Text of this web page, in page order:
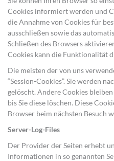
Cookies informiert werden und
die Annahme von Cookies für
ausschließen sowie das
Schließen des Browsers
Cookies kann die Funktionalität
Die meisten der von uns
“Session-Cookies”. Sie werden
gelöscht. Andere Cookies
bis Sie diese löschen. Diese
Browser beim nächsten Besuch
Server-Log-Files
Der Provider der Seiten erhebt
Informationen in so genannten